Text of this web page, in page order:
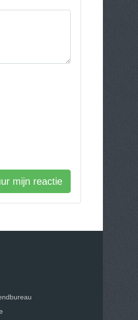
mijn reactie